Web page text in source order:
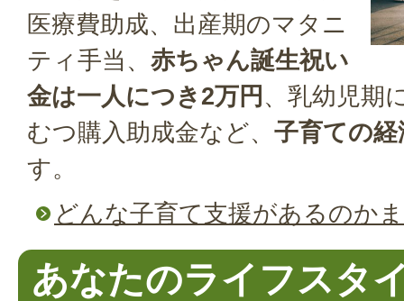
医療費助成、出産期のマタニ
ティ手当、 赤ちゃん誕生祝い
金は一人につき2万円 、乳幼児期
むつ購入助成金など、 子育ての
す。
どんな子育て支援があるのか
あなたのライフスタ